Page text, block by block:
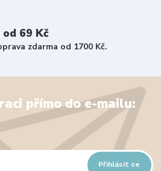
69 Kč
zdarma od 1700 Kč.
přímo do e-mailu:
Přihlásit se